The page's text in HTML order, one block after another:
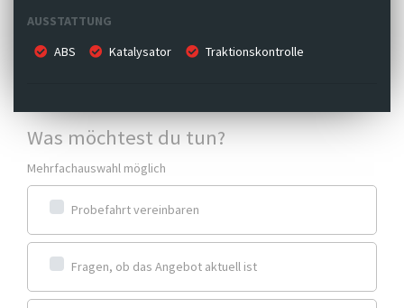
AUSSTATTUNG
ABS
Katalysator Traktionskontrolle
Was möchtest du tun?
Mehrfachauswahl möglich
Probefahrt vereinbaren
Fragen, ob das Angebot aktuell ist